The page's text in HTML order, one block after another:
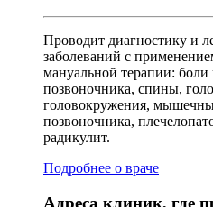
Проводит диагностику и
заболеваний с
мануальной терапии: боли
позвоночника, спины,
головокружения,
позвоночника,
радикулит.
Подробнее о враче
Адреса клиник, где